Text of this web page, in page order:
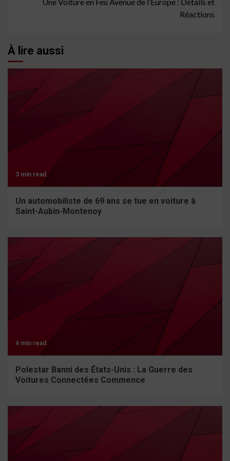
Réactions
À lire aussi
3 min read
Un automobiliste de 69 ans se tue en voiture à
Saint-Aubin-Montenoy
4 min read
Polestar Banni des États-Unis : La Guerre des
Voitures Connectées Commence